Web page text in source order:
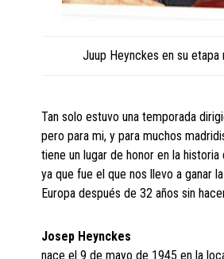
Juup Heynckes en su etapa
Tan solo estuvo una temporada
pero para mi, y para muchos
tiene un lugar de honor en la
ya que fue el que nos llevo a ganar
Europa después de 32 años sin
Josep Heynckes
nace el 9 de mayo de 1945 en la